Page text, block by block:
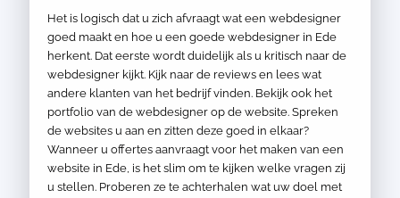
Het is logisch dat u zich afvraagt wat een webdesigner
goed maakt en hoe u een goede webdesigner in Ede
herkent. Dat eerste wordt duidelijk als u kritisch naar de
webdesigner kijkt. Kijk naar de reviews en lees wat
andere klanten van het bedrijf vinden. Bekijk ook het
portfolio van de webdesigner op de website. Spreken
de websites u aan en zitten deze goed in elkaar?
Wanneer u offertes aanvraagt voor het maken van een
website in Ede, is het slim om te kijken welke vragen zij
u stellen. Proberen ze te achterhalen wat uw doel met